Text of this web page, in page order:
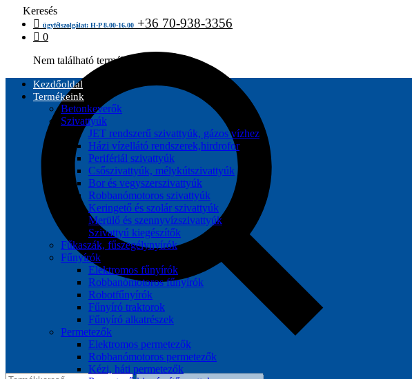
Keresés
ügyfélszolgálat: H-P 8.00-16.00 +36 70-938-3356
0
Nem található termék a kosárban.
Kezdőoldal
Termékeink
Betonkeverők
Szivattyúk
JET rendszerű szivattyúk, gázos vízhez
Házi vízellátó rendszerek,hirdrofor
Perifériál szivattyúk
Csőszivattyúk, mélykútszivattyúk
Bor és vegyszerszivattyúk
Robbanómotoros szivattyúk
Keringető és szolár szivattyúk
Merülő és szennyvízszivattyúk
Szivattyú kiegészítők
Fűkaszák, fűszegélynyírók
Fűnyírók
Elektromos fűnyírók
Robbanómotoros fűnyírók
Robotfűnyírók
Fűnyíró traktorok
Fűnyíró alkatrészek
Permetezők
Elektromos permetezők
Robbanómotoros permetezők
Kézi, háti permetezők